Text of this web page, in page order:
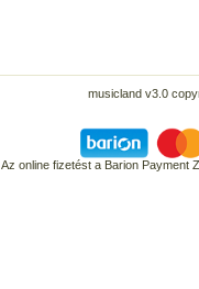
musicland v3.0
Az online fizetést a Barion Payment